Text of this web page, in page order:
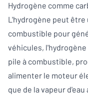
Hydrogène comme
L'hydrogène peut être
combustible pour
véhicules, l'hydrogène
pile à combustible,
alimenter le moteur
que de la vapeur